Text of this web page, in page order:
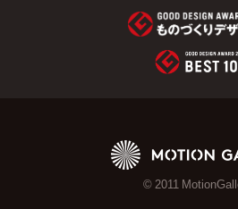
© 2011